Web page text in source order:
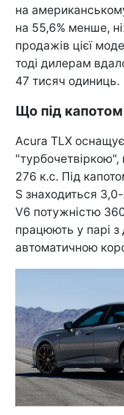
на
на 55,6% менше,
продажів цієї
тоді дилерам
47 тисяч одиниць.
Що під
Acura TLX
"турбочетвіркою",
276 к.с. Під
S знаходиться
V6 потужністю
працюють у парі з
автоматичною